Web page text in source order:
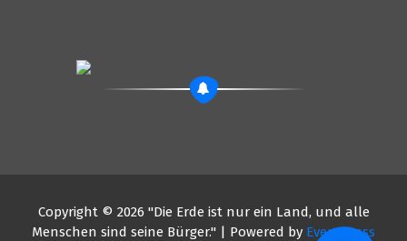
Copyright © 2026 "Die Erde ist nur ein Land, und alle
Menschen sind seine Bürger." | Powered by EventPress